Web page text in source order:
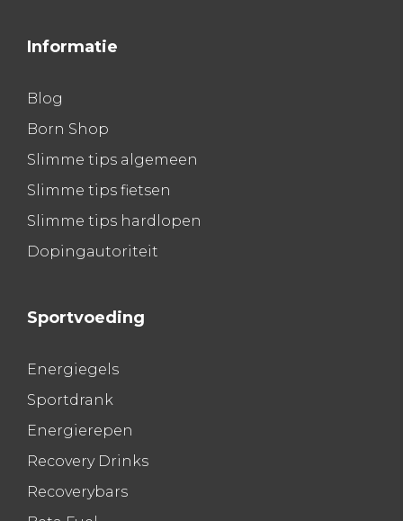
Informatie
Blog
Born Shop
Slimme tips algemeen
Slimme tips fietsen
Slimme tips hardlopen
Dopingautoriteit
Sportvoeding
Energiegels
Sportdrank
Energierepen
Recovery Drinks
Recoverybars